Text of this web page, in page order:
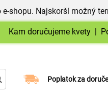
shopu. Najskorší možný
Kam doručujeme kvety |
Poplatok za
Vyberte si dátum